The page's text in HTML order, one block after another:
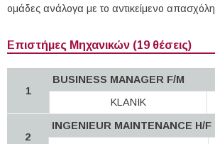
ομάδες ανάλογα με το αντικείμενο
Επιστήμες Μηχανικών (19 θέσεις)
1
BUSINESS MANAGER F/M
KLANIK
2
INGENIEUR MAINTENANCE H/F